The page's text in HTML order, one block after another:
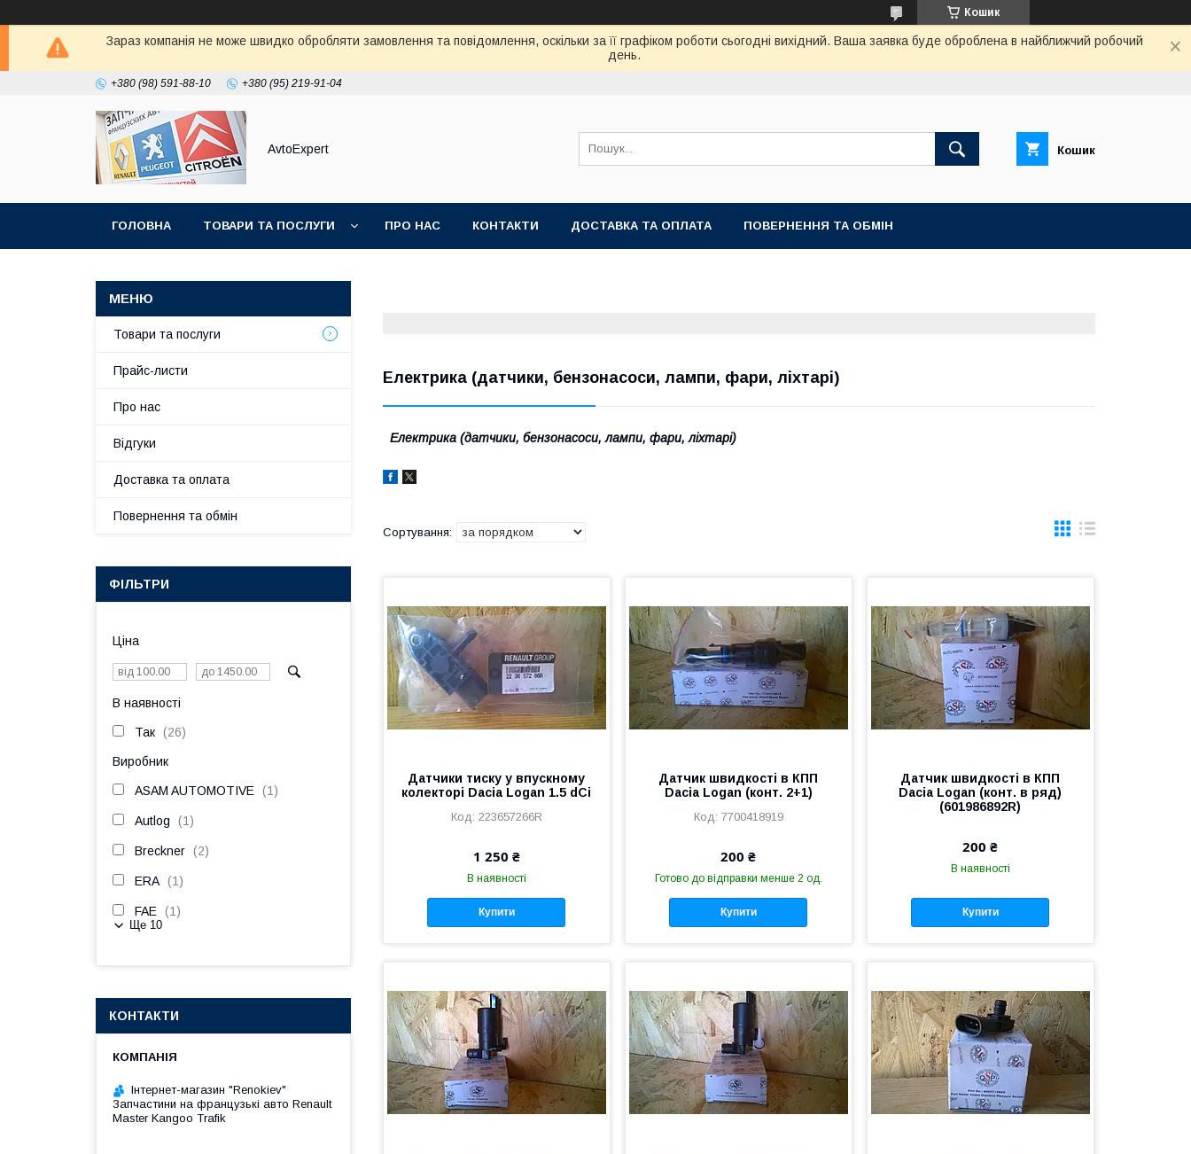
Кошик
Зараз компанія не може швидко обробляти замовлення та повідомлення, оскільки за її графіком роботи сьогодні вихідний. Ваша заявка буде оброблена в найближчий робочий
день.
+380 (98) 591-88-10 +380 (95) 219-91-04
AvtoExpert Кошик
ГОЛОВНА ТОВАРИ ТА ПОСЛУГИ ПРО НАС КОНТАКТИ ДОСТАВКА ТА ОПЛАТА ПОВЕРНЕННЯ ТА ОБМІН
Електрика (датчики, бензонасоси, лампи, фари, ліхтарі)
Електрика (датчики, бензонасоси, лампи, фари, ліхтарі)
Датчики тиску у впускному
колекторі Dacia Logan 1.5 dCi
223657266R
1 250 ₴
В наявності
Купити
Датчик швидкості в КПП
Dacia Logan (конт. 2+1)
7700418919
200 ₴
Готово до відправки менше 2 од.
Купити
Датчик швидкості в КПП
Dacia Logan (конт. в ряд)
(601986892R)
200 ₴
В наявності
Купити
Товари та послуги
Прайс-листи
Про нас
Відгуки
Доставка та оплата
Повернення та обмін
ФІЛЬТРИ
Ціна
В наявності
Так 26
Виробник
ASAM AUTOMOTIVE 1
Autlog 1
Breckner 2
ERA 1
FAE 1
Ще 10
КОНТАКТИ
Інтернет-магазин "Renokiev"
Запчастини на французькі авто Renault
Master Kangoo Trafik